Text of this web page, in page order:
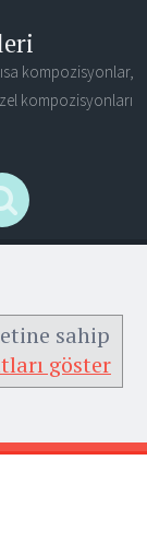
kompozisyonlar,
kompozisyonları
Search
sahip
göster